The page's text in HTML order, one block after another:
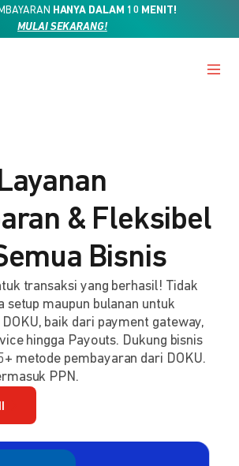
HANYA DALAM 10 MENIT!
MULAI SEKARANG!
& Fleksibel
Bisnis
transaksi yang berhasil! Tidak
setup maupun bulanan untuk
baik dari payment gateway,
hingga Payouts. Dukung bisnis
metode pembayaran dari DOKU.
PPN.